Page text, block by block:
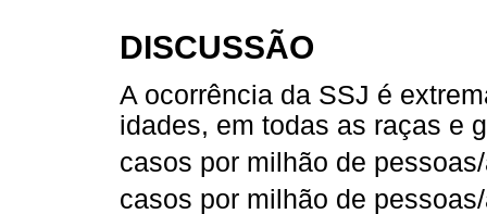
DISCUSSÃO
A ocorrência da SSJ é
idades, em todas as raças e
casos por milhão de
casos por milhão de